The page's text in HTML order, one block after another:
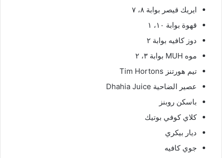
ايريك قيصر بوابة ٨، ٧
قهوة بوابة ١٠، ١
دوز كافيه بوابة ٢
موه MUH بوابة ٣، ٢
تيم هورتنز Tim Hortons
عصير الضاحية Dhahia Juice
باسكن روبنز
كلاي كوفي بوتيك
ديار بيكري
جوي كافيه